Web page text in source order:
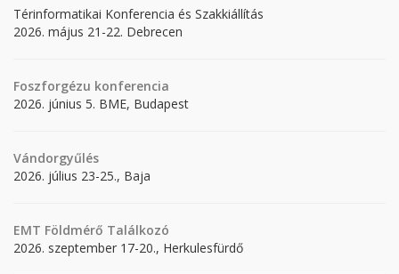
Térinformatikai Konferencia és Szakkiállítás
2026. május 21-22. Debrecen
Foszforgézu konferencia
2026. június 5. BME, Budapest
Vándorgyűlés
2026. július 23-25., Baja
EMT Földmérő Találkozó
2026. szeptember 17-20., Herkulesfürdő